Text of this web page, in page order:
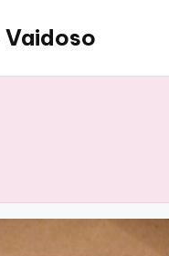
Vaidoso